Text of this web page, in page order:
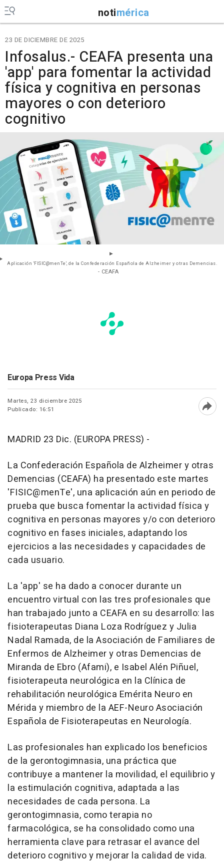
notimérica
23 DE DICIEMBRE DE 2025
Infosalus.- CEAFA presenta una
'app' para fomentar la actividad
física y cognitiva en personas
mayores o con deterioro
cognitivo
Aplicación 'FISIC@menTe', de la Confederación Española de Alzheimer y otras Demencias.
- CEAFA
Europa Press Vida
Martes, 23 diciembre 2025
Publicado: 16:51
MADRID 23 Dic. (EUROPA PRESS) -
La Confederación Española de Alzheimer y otras
Demencias (CEAFA) ha presentado este martes
'FISIC@menTe', una aplicación aún en periodo de
prueba que busca fomentar la actividad física y
cognitiva en personas mayores y/o con deterioro
cognitivo en fases iniciales, adaptando los
ejercicios a las necesidades y capacidades de
cada usuario.
La 'app' se ha dado a conocer durante un
encuentro virtual con las tres profesionales que
han trabajado junto a CEAFA en su desarrollo: las
fisioterapeutas Diana Loza Rodríguez y Julia
Nadal Ramada, de la Asociación de Familiares de
Enfermos de Alzheimer y otras Demencias de
Miranda de Ebro (Afami), e Isabel Alén Piñuel,
fisioterapeuta neurológica en la Clínica de
rehabilitación neurológica Emérita Neuro en
Mérida y miembro de la AEF-Neuro Asociación
Española de Fisioterapeutas en Neurología.
Las profesionales han explicado los beneficios
de la gerontogimnasia, una práctica que
contribuye a mantener la movilidad, el equilibrio y
la estimulación cognitiva, adaptada a las
necesidades de cada persona. La
gerontogimnasia, como terapia no
farmacológica, se ha consolidado como una
herramienta clave para retrasar el avance del
deterioro cognitivo y mejorar la calidad de vida.